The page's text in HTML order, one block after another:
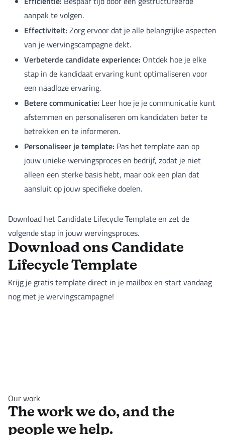
aanpak te volgen.
Effectiviteit: Zorg ervoor dat je alle belangrijke aspecten
van je wervingscampagne dekt.
Verbeterde candidate experience: Ontdek hoe je elke
stap in de kandidaat ervaring kunt optimaliseren voor
een naadloze ervaring.
Betere communicatie: Leer hoe je je communicatie kunt
afstemmen en personaliseren om kandidaten beter te
betrekken en te informeren.
Personaliseer je template: Pas het template aan op
jouw unieke wervingsproces en bedrijf, zodat je niet
alleen een sterke basis hebt, maar ook een plan dat
aansluit op jouw specifieke doelen.
Download het Candidate Lifecycle Template en zet de
volgende stap in jouw wervingsproces.
Download ons Candidate
Lifecycle Template
Krijg je gratis template direct in je mailbox en start vandaag
nog met je wervingscampagne!
Our work
The work we do, and the
people we help.